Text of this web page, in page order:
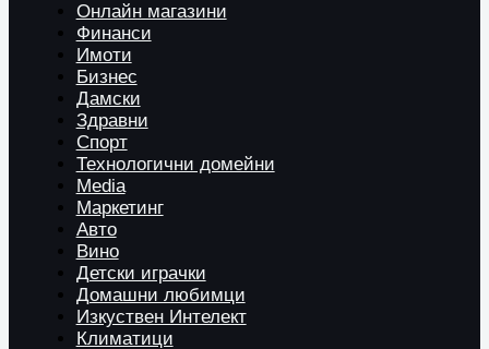
Онлайн магазини
Финанси
Имоти
Бизнес
Дамски
Здравни
Спорт
Технологични домейни
Media
Маркетинг
Авто
Вино
Детски играчки
Домашни любимци
Изкуствен Интелект
Климатици